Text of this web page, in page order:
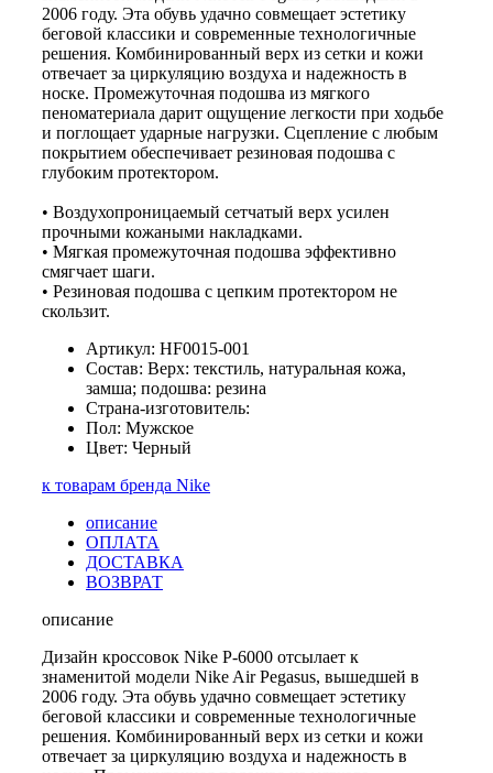
2006 году. Эта обувь удачно совмещает эстетику
беговой классики и современные технологичные
решения. Комбинированный верх из сетки и кожи
отвечает за циркуляцию воздуха и надежность в
носке. Промежуточная подошва из мягкого
пеноматериала дарит ощущение легкости при ходьбе
и поглощает ударные нагрузки. Сцепление с любым
покрытием обеспечивает резиновая подошва с
глубоким протектором.
• Воздухопроницаемый сетчатый верх усилен
прочными кожаными накладками.
• Мягкая промежуточная подошва эффективно
смягчает шаги.
• Резиновая подошва с цепким протектором не
скользит.
Артикул: HF0015-001
Состав: Верх: текстиль, натуральная кожа,
замша; подошва: резина
Страна-изготовитель:
Пол: Мужское
Цвет: Черный
к товарам бренда Nike
описание
ОПЛАТА
ДОСТАВКА
ВОЗВРАТ
описание
Дизайн кроссовок Nike P-6000 отсылает к
знаменитой модели Nike Air Pegasus, вышедшей в
2006 году. Эта обувь удачно совмещает эстетику
беговой классики и современные технологичные
решения. Комбинированный верх из сетки и кожи
отвечает за циркуляцию воздуха и надежность в